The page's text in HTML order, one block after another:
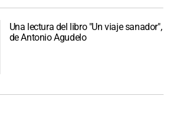
Una lectura del libro "Un viaje sanador",
de Antonio Agudelo